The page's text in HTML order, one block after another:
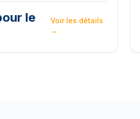
le
Voir les détails
→